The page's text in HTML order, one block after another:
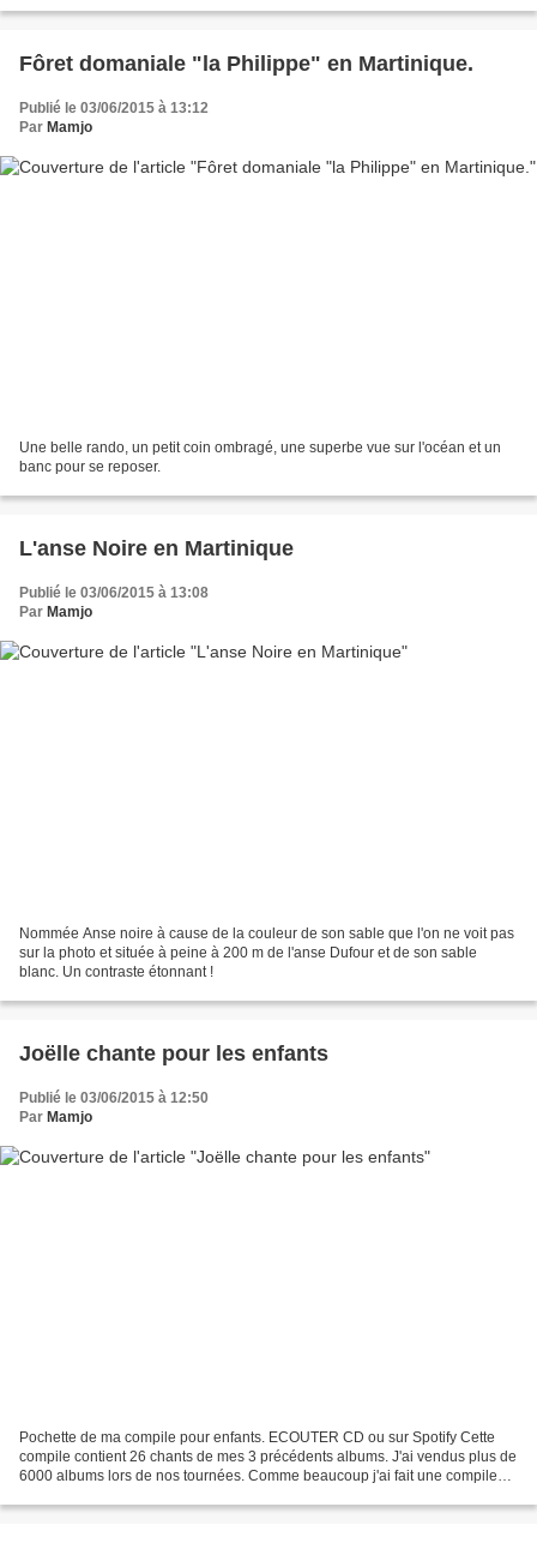
Fôret domaniale "la Philippe" en Martinique.
Publié le 03/06/2015 à 13:12
Par Mamjo
Une belle rando, un petit coin ombragé, une superbe vue sur l'océan et un
banc pour se reposer.
L'anse Noire en Martinique
Publié le 03/06/2015 à 13:08
Par Mamjo
Nommée Anse noire à cause de la couleur de son sable que l'on ne voit pas
sur la photo et située à peine à 200 m de l'anse Dufour et de son sable
blanc. Un contraste étonnant !
Joëlle chante pour les enfants
Publié le 03/06/2015 à 12:50
Par Mamjo
Pochette de ma compile pour enfants. ECOUTER CD ou sur Spotify Cette
compile contient 26 chants de mes 3 précédents albums. J'ai vendus plus de
6000 albums lors de nos tournées. Comme beaucoup j'ai fait une compile